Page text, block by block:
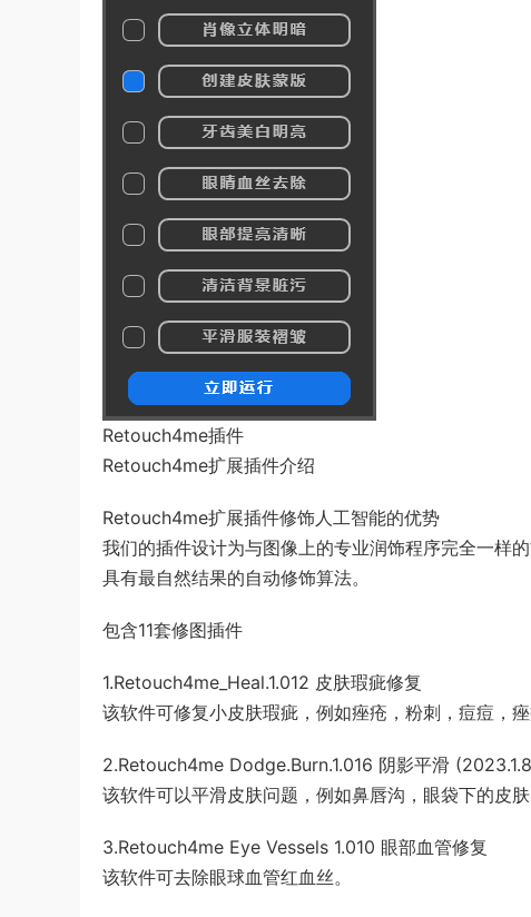
Retouch4me插件
Retouch4me扩展插件介绍
Retouch4me扩展插件修饰人工智能的优势
我们的插件设计为与图像上的专业润饰程序完全一样
具有最自然结果的自动修饰算法。
包含11套修图插件
1.Retouch4me_Heal.1.012 皮肤瑕疵修复
该软件可修复小皮肤瑕疵，例如痤疮，粉刺，痘痘，痤
2.Retouch4me Dodge.Burn.1.016 阴影平滑
该软件可以平滑皮肤问题，例如鼻唇沟，眼袋下的皮
3.Retouch4me Eye Vessels 1.010 眼部血管修复
该软件可去除眼球血管红血丝。